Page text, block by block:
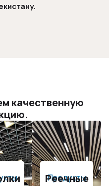
качественную
Продукты
Реечные